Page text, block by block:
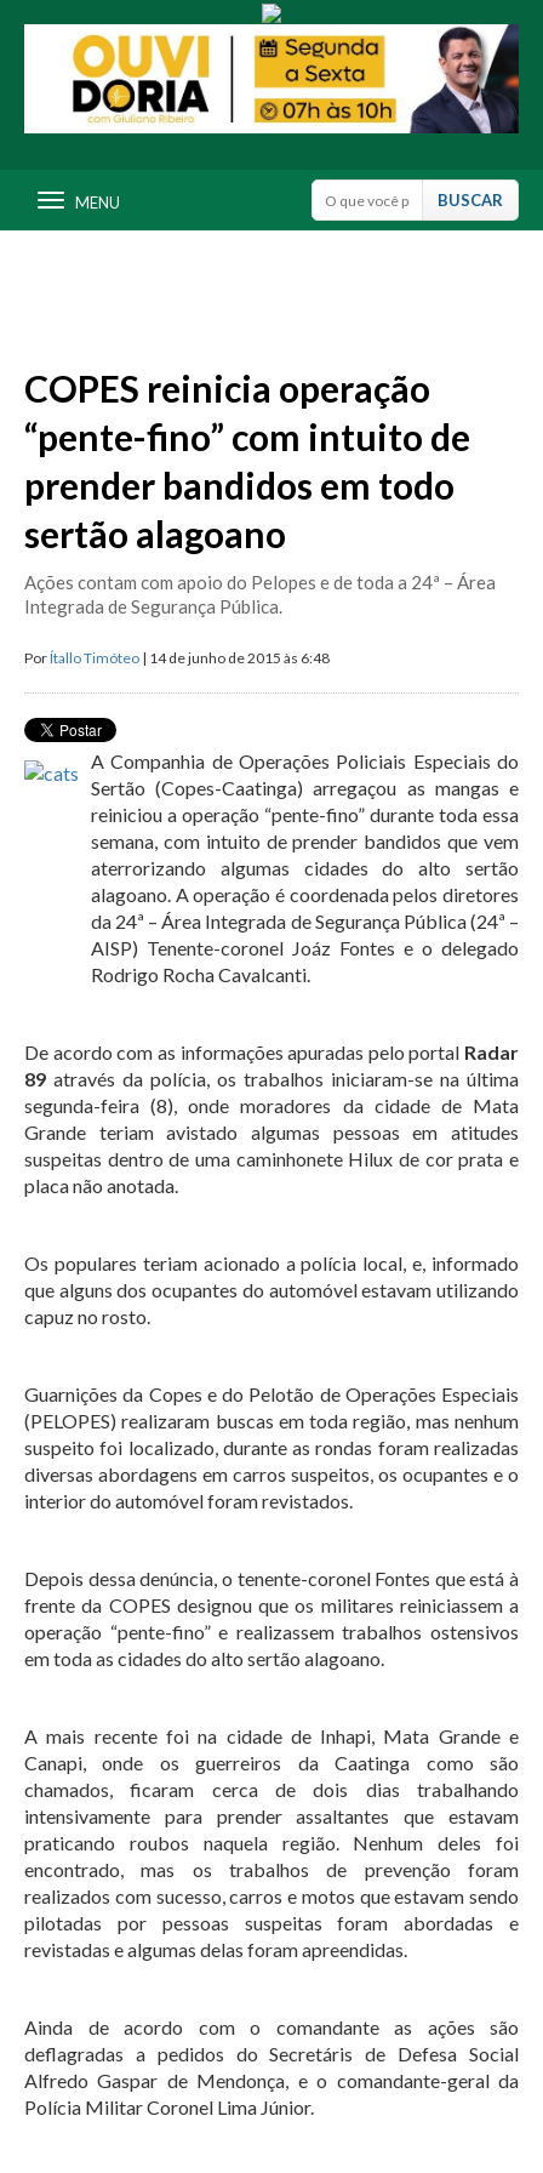
MENU
COPES reinicia operação
“pente-fino” com intuito de
prender bandidos em todo
sertão alagoano
Ações contam com apoio do Pelopes e de toda a 24ª – Área
Integrada de Segurança Pública.
PorÍtallo Timóteo | 14 de junho de 2015 às 6:48
A Companhia de Operações Policiais Especiais do
Sertão (Copes-Caatinga) arregaçou as mangas e
reiniciou a operação “pente-fino” durante toda essa
semana, com intuito de prender bandidos que vem
aterrorizando algumas cidades do alto sertão
alagoano. A operação é coordenada pelos diretores
da 24ª – Área Integrada de Segurança Pública (24ª –
AISP) Tenente-coronel Joáz Fontes e o delegado
Rodrigo Rocha Cavalcanti.
De acordo com as informações apuradas pelo portal Radar
89 através da polícia, os trabalhos iniciaram-se na última
segunda-feira (8), onde moradores da cidade de Mata
Grande teriam avistado algumas pessoas em atitudes
suspeitas dentro de uma caminhonete Hilux de cor prata e
placa não anotada.
Os populares teriam acionado a polícia local, e, informado
que alguns dos ocupantes do automóvel estavam utilizando
capuz no rosto.
Guarnições da Copes e do Pelotão de Operações Especiais
(PELOPES) realizaram buscas em toda região, mas nenhum
suspeito foi localizado, durante as rondas foram realizadas
diversas abordagens em carros suspeitos, os ocupantes e o
interior do automóvel foram revistados.
Depois dessa denúncia, o tenente-coronel Fontes que está à
frente da COPES designou que os militares reiniciassem a
operação “pente-fino” e realizassem trabalhos ostensivos
em toda as cidades do alto sertão alagoano.
A mais recente foi na cidade de Inhapi, Mata Grande e
Canapi, onde os guerreiros da Caatinga como são
chamados, ficaram cerca de dois dias trabalhando
intensivamente para prender assaltantes que estavam
praticando roubos naquela região. Nenhum deles foi
encontrado, mas os trabalhos de prevenção foram
realizados com sucesso, carros e motos que estavam sendo
pilotadas por pessoas suspeitas foram abordadas e
revistadas e algumas delas foram apreendidas.
Ainda de acordo com o comandante as ações são
deflagradas a pedidos do Secretáris de Defesa Social
Alfredo Gaspar de Mendonça, e o comandante-geral da
Polícia Militar Coronel Lima Júnior.